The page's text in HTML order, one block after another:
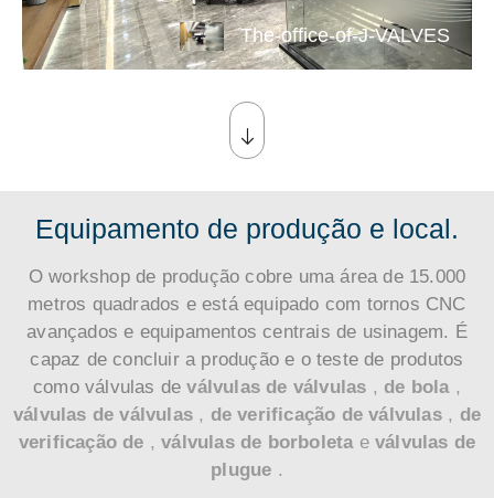
The-office-of-J-VALVES
Equipamento de produção e local.
O workshop de produção cobre uma área de 15.000
metros quadrados e está equipado com tornos CNC
avançados e equipamentos centrais de usinagem. É
capaz de concluir a produção e o teste de produtos
como válvulas deválvulas de válvulas , de bola ,
válvulas de válvulas , de verificação de válvulas , de
verificação de ,válvulas de borboleta e válvulas de
plugue .